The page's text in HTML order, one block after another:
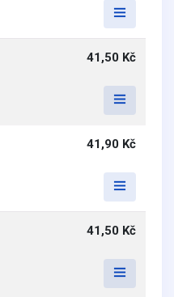
41,50 Kč
41,90 Kč
41,50 Kč